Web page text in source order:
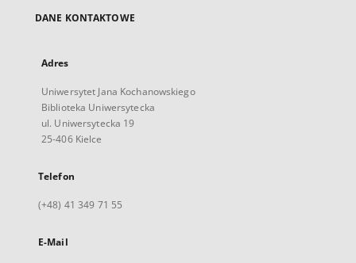
DANE KONTAKTOWE
Adres
Uniwersytet Jana Kochanowskiego
Biblioteka Uniwersytecka
ul. Uniwersytecka 19
25-406 Kielce
Telefon
(+48) 41 349 71 55
E-Mail